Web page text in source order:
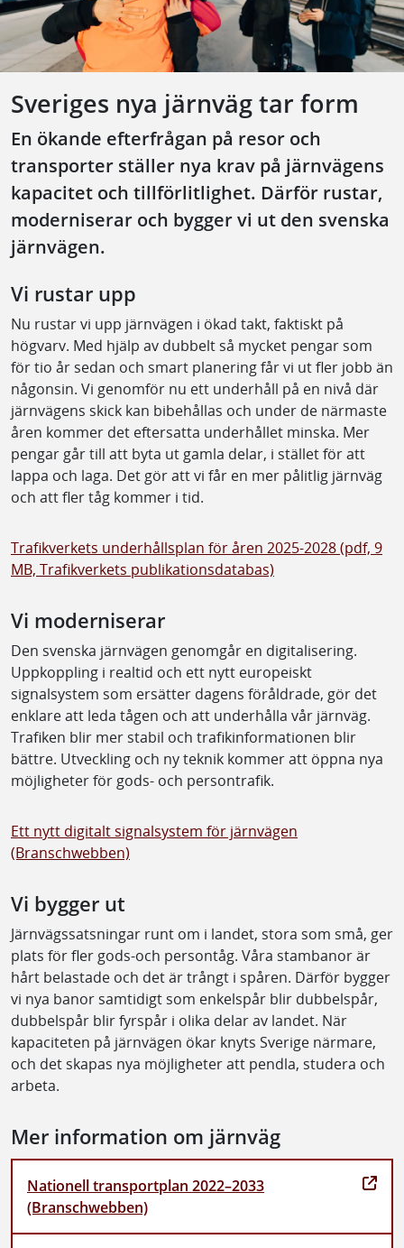
Sveriges nya järnväg tar form
En ökande efterfrågan på resor och
transporter ställer nya krav på järnvägens
kapacitet och tillförlitlighet. Därför rustar,
moderniserar och bygger vi ut den svenska
järnvägen.
Vi rustar upp
Nu rustar vi upp järnvägen i ökad takt, faktiskt på
högvarv. Med hjälp av dubbelt så mycket pengar som
för tio år sedan och smart planering får vi ut fler jobb än
någonsin. Vi genomför nu ett underhåll på en nivå där
järnvägens skick kan bibehållas och under de närmaste
åren kommer det eftersatta underhållet minska. Mer
pengar går till att byta ut gamla delar, i stället för att
lappa och laga. Det gör att vi får en mer pålitlig järnväg
och att fler tåg kommer i tid.
Trafikverkets underhållsplan för åren 2025-2028 (pdf, 9
MB, Trafikverkets publikationsdatabas)
Vi moderniserar
Den svenska järnvägen genomgår en digitalisering.
Uppkoppling i realtid och ett nytt europeiskt
signalsystem som ersätter dagens föråldrade, gör det
enklare att leda tågen och att underhålla vår järnväg.
Trafiken blir mer stabil och trafikinformationen blir
bättre. Utveckling och ny teknik kommer att öppna nya
möjligheter för gods- och persontrafik.
Ett nytt digitalt signalsystem för järnvägen
(Branschwebben)
Vi bygger ut
Järnvägssatsningar runt om i landet, stora som små, ger
plats för fler gods-och persontåg. Våra stambanor är
hårt belastade och det är trångt i spåren. Därför bygger
vi nya banor samtidigt som enkelspår blir dubbelspår,
dubbelspår blir fyrspår i olika delar av landet. När
kapaciteten på järnvägen ökar knyts Sverige närmare,
och det skapas nya möjligheter att pendla, studera och
arbeta.
Mer information om järnväg
Nationell transportplan 2022–2033
(Branschwebben)